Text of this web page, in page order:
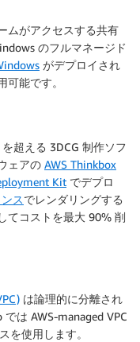
ムがアクセスする共有
のフルマネージド
がデプロイされ
能です。
超える 3DCG 制作ソフ
ェアの AWS Thinkbox
Kit でデプロ
スでレンダリングする
てコストを最大 90% 削
は論理的に分離され
は AWS-managed VPC
を使用します。